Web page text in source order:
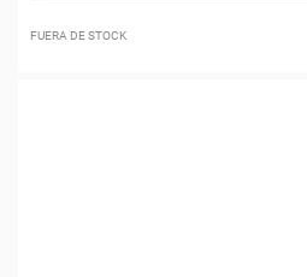
FUERA DE STOCK